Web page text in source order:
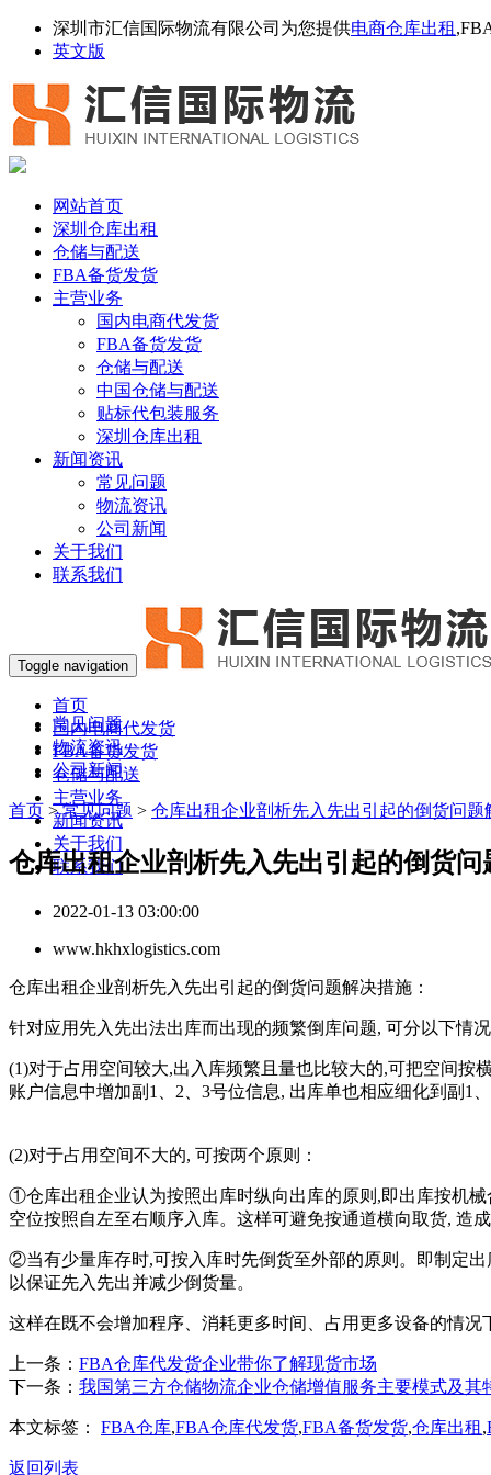
深圳市汇信国际物流有限公司为您提供电商仓库出租
英文版
网站首页
深圳仓库出租
仓储与配送
FBA备货发货
主营业务
国内电商代发货
FBA备货发货
仓储与配送
中国仓储与配送
贴标代包装服务
深圳仓库出租
新闻资讯
常见问题
物流资讯
公司新闻
关于我们
联系我们
Toggle navigation
首页
国内电商代发货
FBA备货发货
仓储与配送
主营业务
新闻资讯
关于我们
联系我们
常见问题
物流资讯
公司新闻
首页 >常见问题 > 仓库出租企业剖析先入先出引起的倒货问题
仓库出租企业剖析先入先出引起的倒货问
2022-01-13 03:00:00
www.hkhxlogistics.com
仓库出租企业剖析先入先出引起的倒货问题解决措施：
针对应用先入先出法出库而出现的频繁倒库问题, 可分以下情
(1)对于占用空间较大,出入库频繁且量也比较大的,可把空间按
账户信息中增加副1、2、3号位信息, 出库单也相应细化到副1
(2)对于占用空间不大的, 可按两个原则：
①仓库出租企业认为按照出库时纵向出库的原则,即出库按机
空位按照自左至右顺序入库。这样可避免按通道横向取货, 造
②当有少量库存时,可按入库时先倒货至外部的原则。即制定
以保证先入先出并减少倒货量。
这样在既不会增加程序、消耗更多时间、占用更多设备的情
上一条： FBA仓库代发货企业带你了解现货市场
下一条： 我国第三方仓储物流企业仓储增值服务主要模式及其
本文标签： FBA仓库,FBA仓库代发货,FBA备货发货,仓库出租 ,
返回列表